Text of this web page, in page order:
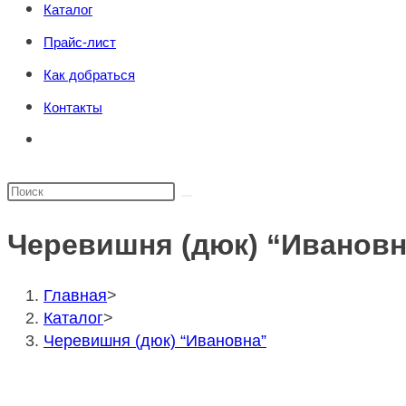
сайту
Каталог
Прайс-лист
Как добраться
Контакты
по
Поиск
сайте
Черевишня (дюк)
Главная>
Каталог>
Черевишня (дюк) “Ивановна”